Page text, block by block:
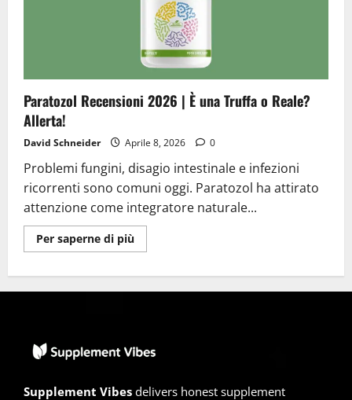
Paratozol Recensioni 2026 | È una Truffa o Reale?
Allerta!
David Schneider Aprile 8, 2026 0
Problemi fungini, disagio intestinale e infezioni
ricorrenti sono comuni oggi. Paratozol ha attirato
attenzione come integratore naturale...
Per saperne di piùUlteriori
informazioni
2026
o
Reale?
Supplement Vibes delivers honest supplement